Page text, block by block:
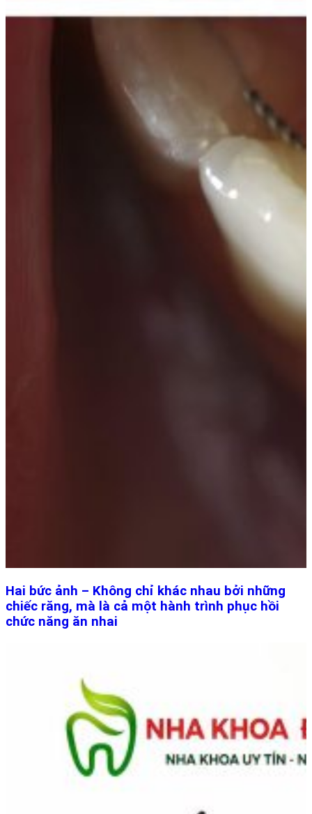
Hai bức ảnh – Không chỉ khác nhau bởi những
chiếc răng, mà là cả một hành trình phục hồi
chức năng ăn nhai